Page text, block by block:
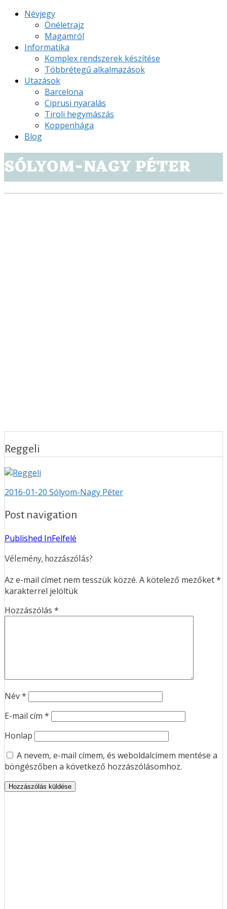
Névjegy
Önéletrajz
Magamról
Informatika
Komplex rendszerek készítése
Többrétegű alkalmazások
Utazások
Barcelona
Ciprusi nyaralás
Tiroli hegymászás
Koppenhága
Blog
SÓLYOM-NAGY PÉTER
Reggeli
2016-01-20 Sólyom-Nagy Péter
Post navigation
Published InFelfelé
Vélemény, hozzászólás?
Az e-mail címet nem tesszük közzé. A kötelező mezőket*
karakterrel jelöltük
Hozzászólás *
Név*
E-mail cím *
Honlap
A nevem, e-mail címem, és weboldalcímem mentése a
böngészőben a következő hozzászólásomhoz.